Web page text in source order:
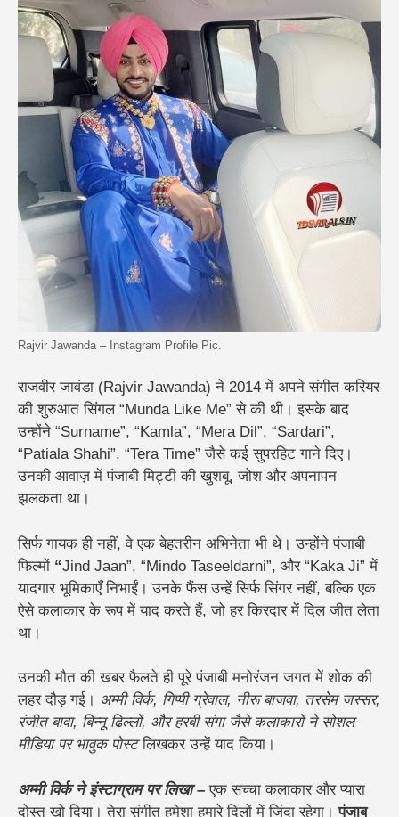
Rajvir Jawanda – Instagram Profile Pic.
राजवीर जावंडा (Rajvir Jawanda) ने 2014 में अपने संगीत करियर
की शुरुआत सिंगल “Munda Like Me” से की थी। इसके बाद
उन्होंने “Surname”, “Kamla”, “Mera Dil”, “Sardari”,
“Patiala Shahi”, “Tera Time” जैसे कई सुपरहिट गाने दिए।
उनकी आवाज़ में पंजाबी मिट्टी की खुशबू, जोश और अपनापन
झलकता था।
सिर्फ गायक ही नहीं, वे एक बेहतरीन अभिनेता भी थे। उन्होंने पंजाबी
फिल्मों “Jind Jaan”, “Mindo Taseeldarni”, और “Kaka Ji” में
यादगार भूमिकाएँ निभाईं। उनके फैंस उन्हें सिर्फ सिंगर नहीं, बल्कि एक
ऐसे कलाकार के रूप में याद करते हैं, जो हर किरदार में दिल जीत लेता
था।
उनकी मौत की खबर फैलते ही पूरे पंजाबी मनोरंजन जगत में शोक की
लहर दौड़ गई। अम्मी विर्क, गिप्पी ग्रेवाल, नीरू बाजवा, तरसेम जस्सर,
रंजीत बावा, बिन्नू ढिल्लों, और हरबी संगा जैसे कलाकारों ने सोशल
मीडिया पर भावुक पोस्टलिखकर उन्हें याद किया।
अम्मी विर्क ने इंस्टाग्राम पर लिखा –एक सच्चा कलाकार और प्यारा
दोस्त खो दिया। तेरा संगीत हमेशा हमारे दिलों में जिंदा रहेगा।पंजाब